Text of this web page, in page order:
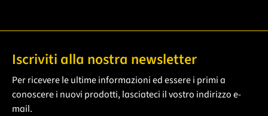
Iscriviti alla nostra newsletter
Per ricevere le ultime informazioni ed essere i primi a
conoscere i nuovi prodotti, lasciateci il vostro indirizzo e-
mail.